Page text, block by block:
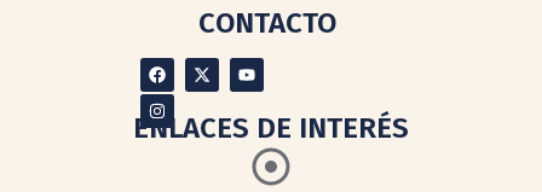
CONTACTO
ENLACES DE INTERÉS